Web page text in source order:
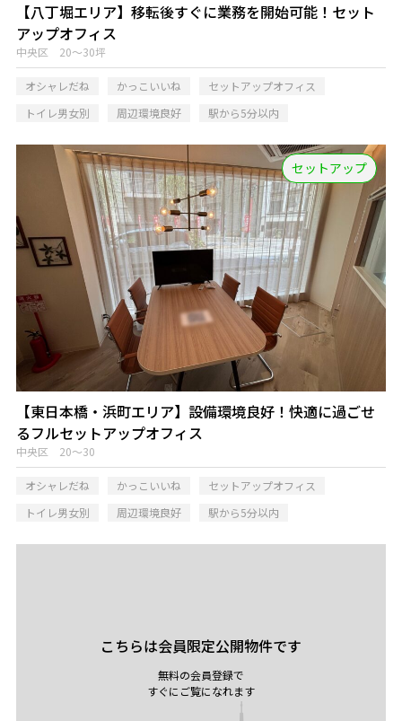
【八丁堀エリア】移転後すぐに業務を開始可能！セット
アップオフィス
中央区 20～30坪
オシャレだね かっこいいね
セットアップオフィス
トイレ男女別
周辺環境良好 駅から5分以内
セットアップ
【東日本橋・浜町エリア】設備環境良好！快適に過ごせ
るフルセットアップオフィス
中央区 20～30
オシャレだね かっこいいね
セットアップオフィス
トイレ男女別
周辺環境良好 駅から5分以内
こちらは会員限定公開物件です
無料の会員登録で
すぐにご覧になれます